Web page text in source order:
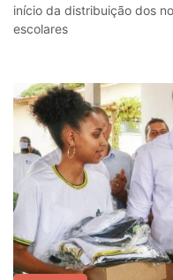
início da distribuição dos
escolares